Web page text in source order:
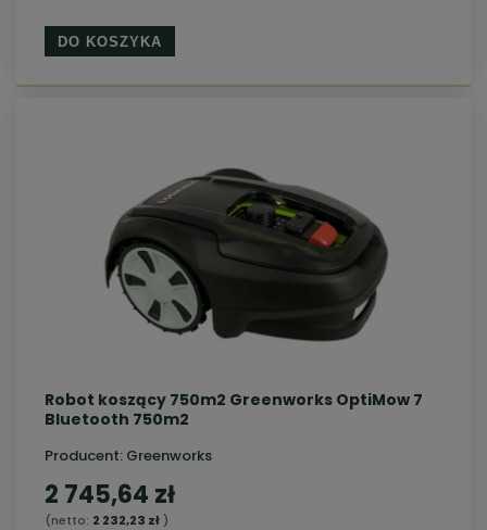
DO KOSZYKA
Robot koszący 750m2 Greenworks OptiMow 7
Bluetooth 750m2
Producent: Greenworks
2 745,64 zł
(netto: 2 232,23 zł)